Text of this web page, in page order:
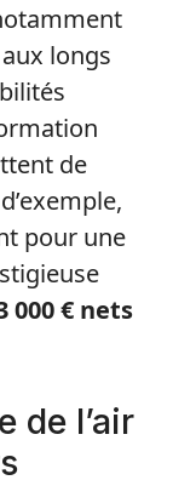
longs
de
pour une
000 € nets
de l’air